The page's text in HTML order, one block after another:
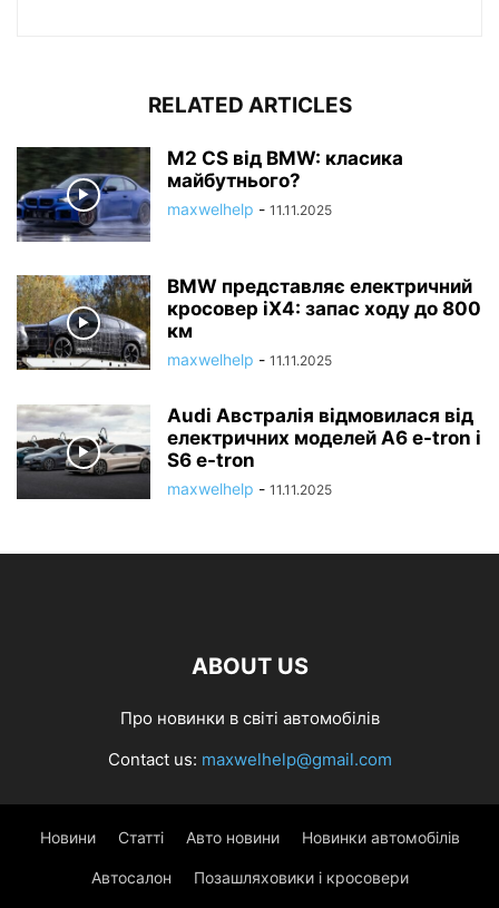
RELATED ARTICLES
M2 CS від BMW: класика
майбутнього?
maxwelhelp - 11.11.2025
BMW представляє електричний
кросовер iX4: запас ходу до 800
км
maxwelhelp - 11.11.2025
Audi Австралія відмовилася від
електричних моделей A6 e-tron і
S6 e-tron
maxwelhelp - 11.11.2025
ABOUT US
Про новинки в світі автомобілів
Contact us: maxwelhelp@gmail.com
Новини Статті Авто новини Новинки автомобілів
Автосалон Позашляховики і кросовери